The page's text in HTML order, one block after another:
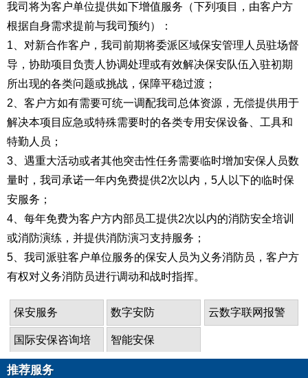
我司将为客户单位提供如下增值服务（下列项目，由客户方
根据自身需求提前与我司预约）：
1、对新合作客户，我司前期将委派区域保安管理人员驻场督
导，协助项目负责人协调处理或有效解决保安队伍入驻初期
所出现的各类问题或挑战，保障平稳过渡；
2、客户方如有需要可统一调配我司总体资源，无偿提供用于
解决本项目应急或特殊需要时的各类专用安保设备、工具和
特勤人员；
3、遇重大活动或者其他突击性任务需要临时增加安保人员数
量时，我司承诺一年内免费提供2次以内，5人以下的临时保
安服务；
4、每年免费为客户方内部员工提供2次以内的消防安全培训
或消防演练，并提供消防演习支持服务；
5、我司派驻客户单位服务的保安人员为义务消防员，客户方
有权对义务消防员进行调动和战时指挥。
保安服务 数字安防 云数字联网报警
国际安保咨询培
训
智能安保
推荐服务